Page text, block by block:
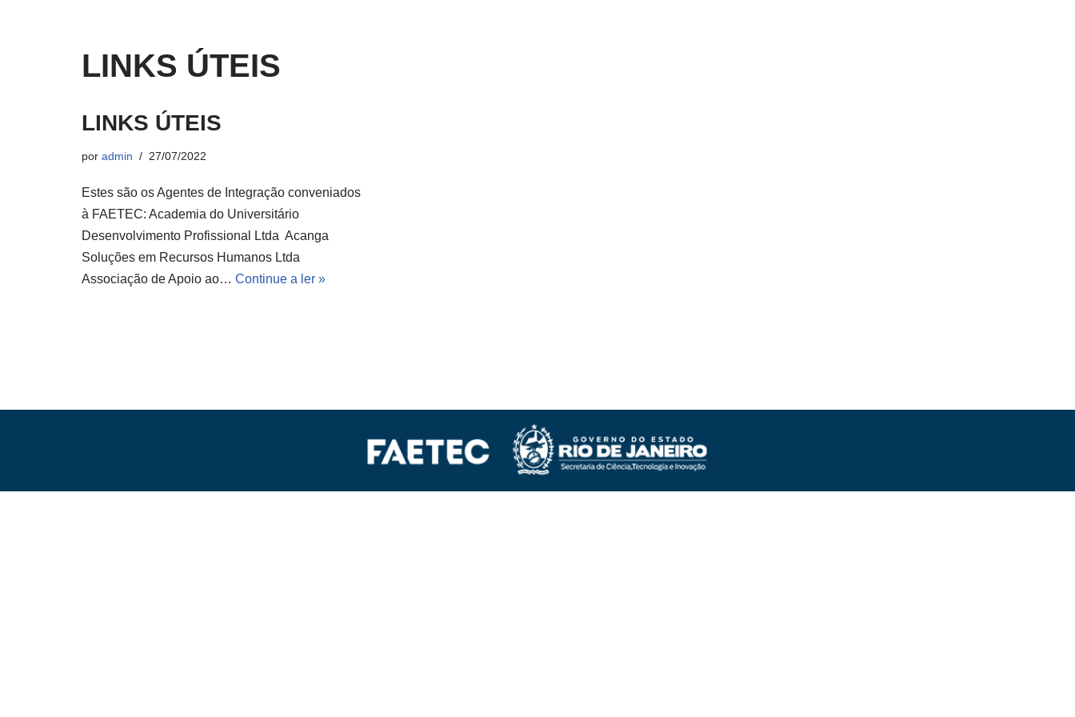
LINKS ÚTEIS
LINKS ÚTEIS
por admin 27/07/2022
Estes são os Agentes de Integração conveniados
à FAETEC: Academia do Universitário
Desenvolvimento Profissional Ltda Acanga
Soluções em Recursos Humanos Ltda
Associação de Apoio ao… Continue a ler »